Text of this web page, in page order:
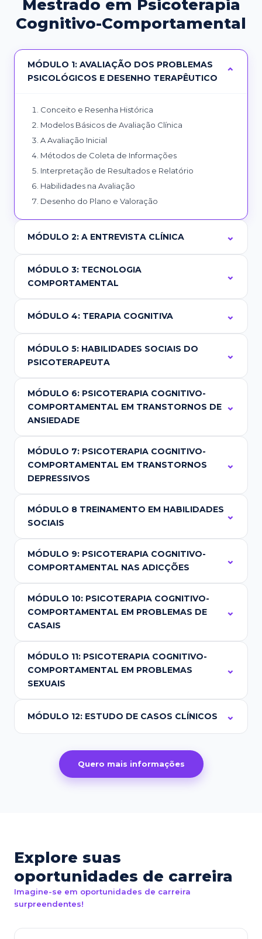
Mestrado em Psicoterapia
Cognitivo-Comportamental
MÓDULO 1: AVALIAÇÃO DOS PROBLEMAS
PSICOLÓGICOS E DESENHO TERAPÊUTICO
Conceito e Resenha Histórica
Modelos Básicos de Avaliação Clínica
A Avaliação Inicial
Métodos de Coleta de Informações
Interpretação de Resultados e Relatório
Habilidades na Avaliação
Desenho do Plano e Valoração
MÓDULO 2: A ENTREVISTA CLÍNICA
MÓDULO 3: TECNOLOGIA
COMPORTAMENTAL
MÓDULO 4: TERAPIA COGNITIVA
MÓDULO 5: HABILIDADES SOCIAIS DO
PSICOTERAPEUTA
MÓDULO 6: PSICOTERAPIA COGNITIVO-
COMPORTAMENTAL EM TRANSTORNOS DE
ANSIEDADE
MÓDULO 7: PSICOTERAPIA COGNITIVO-
COMPORTAMENTAL EM TRANSTORNOS
DEPRESSIVOS
MÓDULO 8 TREINAMENTO EM HABILIDADES
SOCIAIS
MÓDULO 9: PSICOTERAPIA COGNITIVO-
COMPORTAMENTAL NAS ADICÇÕES
MÓDULO 10: PSICOTERAPIA COGNITIVO-
COMPORTAMENTAL EM PROBLEMAS DE
CASAIS
MÓDULO 11: PSICOTERAPIA COGNITIVO-
COMPORTAMENTAL EM PROBLEMAS
SEXUAIS
MÓDULO 12: ESTUDO DE CASOS CLÍNICOS
Quero mais informações
Explore suas
oportunidades de carreira
Imagine-se em oportunidades de carreira
surpreendentes!